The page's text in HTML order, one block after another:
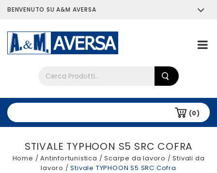
BENVENUTO SU A&M AVERSA
(0)
STIVALE TYPHOON S5 SRC COFRA
Home /Antinfortunistica /Scarpe da lavoro /Stivali da
lavoro /Stivale TYPHOON S5 SRC Cofra